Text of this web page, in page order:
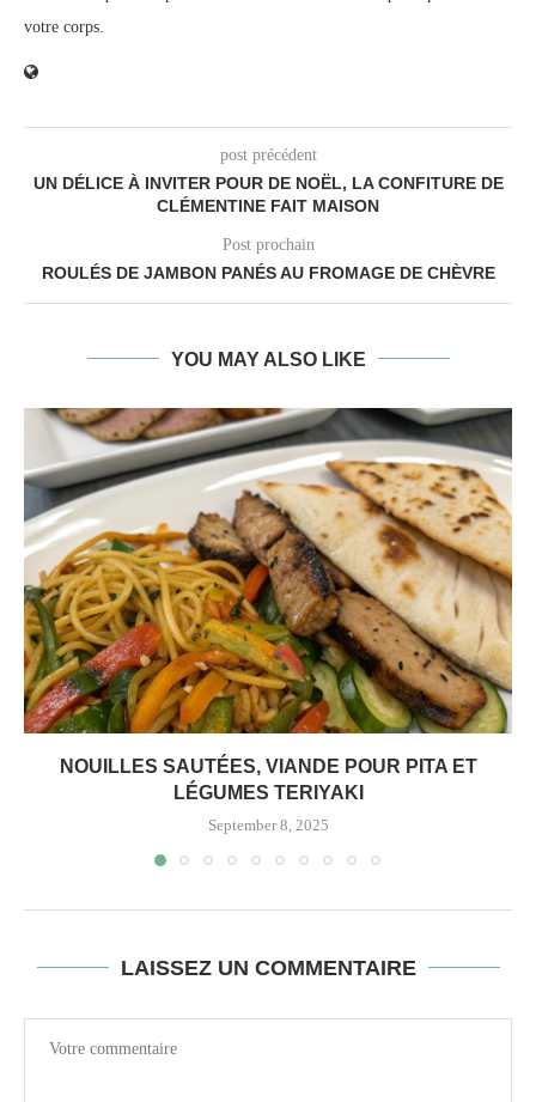
votre corps.
post précédent
UN DÉLICE À INVITER POUR DE NOËL, LA CONFITURE DE
CLÉMENTINE FAIT MAISON
Post prochain
ROULÉS DE JAMBON PANÉS AU FROMAGE DE CHÈVRE
YOU MAY ALSO LIKE
NOUILLES SAUTÉES, VIANDE POUR PITA ET
LÉGUMES TERIYAKI
September 8, 2025
LAISSEZ UN COMMENTAIRE